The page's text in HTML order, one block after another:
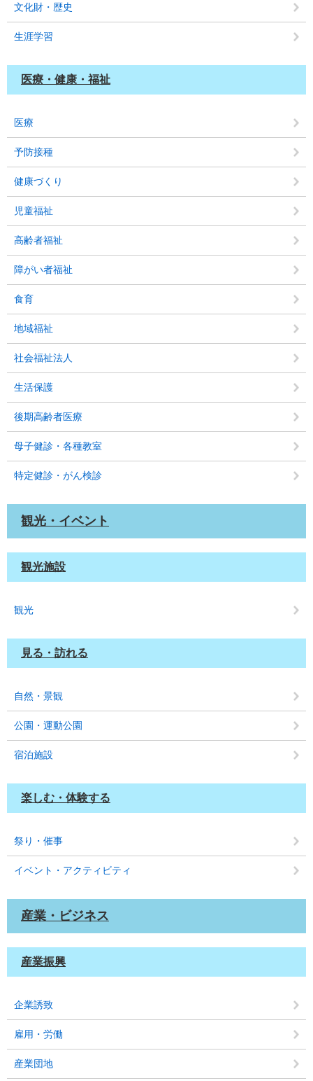
文化財・歴史
生涯学習
医療・健康・福祉
医療
予防接種
健康づくり
児童福祉
高齢者福祉
障がい者福祉
食育
地域福祉
社会福祉法人
生活保護
後期高齢者医療
母子健診・各種教室
特定健診・がん検診
観光・イベント
観光施設
観光
見る・訪れる
自然・景観
公園・運動公園
宿泊施設
楽しむ・体験する
祭り・催事
イベント・アクティビティ
産業・ビジネス
産業振興
企業誘致
雇用・労働
産業団地